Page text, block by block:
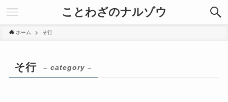
ことわざのナルゾウ
ホーム そ行
そ行 – category –